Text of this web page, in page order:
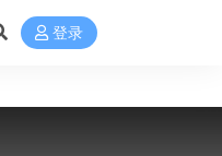
登录